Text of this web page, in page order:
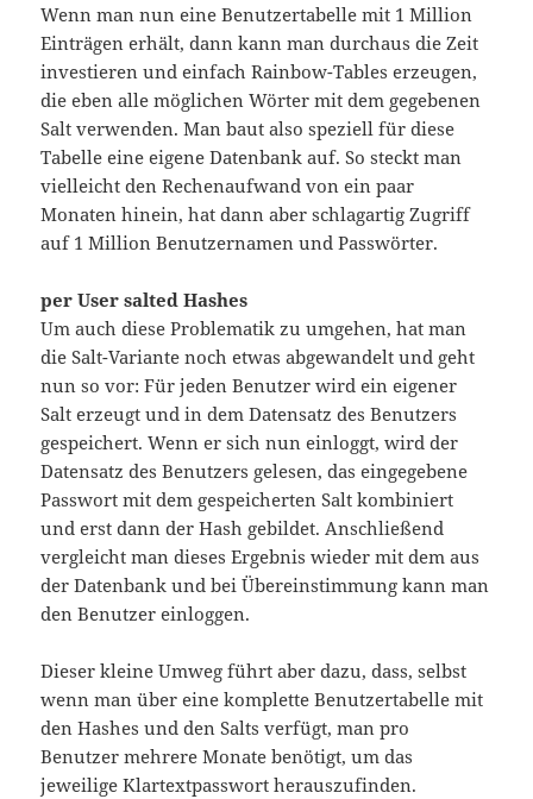
Wenn man nun eine Benutzertabelle mit 1 Million
Einträgen erhält, dann kann man durchaus die Zeit
investieren und einfach Rainbow-Tables erzeugen,
die eben alle möglichen Wörter mit dem gegebenen
Salt verwenden. Man baut also speziell für diese
Tabelle eine eigene Datenbank auf. So steckt man
vielleicht den Rechenaufwand von ein paar
Monaten hinein, hat dann aber schlagartig Zugriff
auf 1 Million Benutzernamen und Passwörter.
per User salted Hashes
Um auch diese Problematik zu umgehen, hat man
die Salt-Variante noch etwas abgewandelt und geht
nun so vor: Für jeden Benutzer wird ein eigener
Salt erzeugt und in dem Datensatz des Benutzers
gespeichert. Wenn er sich nun einloggt, wird der
Datensatz des Benutzers gelesen, das eingegebene
Passwort mit dem gespeicherten Salt kombiniert
und erst dann der Hash gebildet. Anschließend
vergleicht man dieses Ergebnis wieder mit dem aus
der Datenbank und bei Übereinstimmung kann man
den Benutzer einloggen.
Dieser kleine Umweg führt aber dazu, dass, selbst
wenn man über eine komplette Benutzertabelle mit
den Hashes und den Salts verfügt, man pro
Benutzer mehrere Monate benötigt, um das
jeweilige Klartextpasswort herauszufinden.